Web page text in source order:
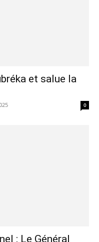
et salue la
0
: Le Général